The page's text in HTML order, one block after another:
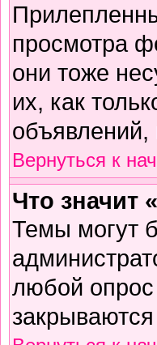
просмотра
они тоже
их, как
объявлений,
Вернуться к
Что значит
Темы могут
любой опрос